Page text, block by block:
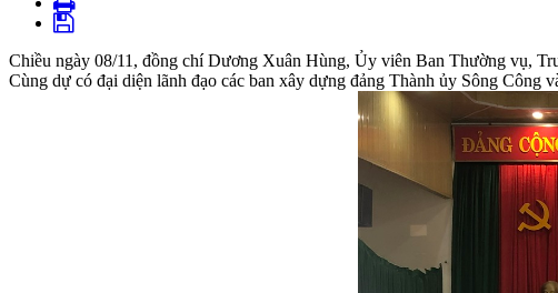
Chiều ngày 08/11, đồng chí Dương Xuân Hùng, Ủy viên Ban Thường vụ,
Cùng dự có đại diện lãnh đạo các ban xây dựng đảng Thành ủy Sông Công